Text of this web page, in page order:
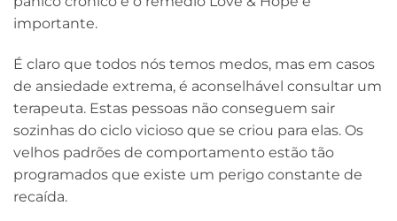
importante.
É claro que todos nós temos medos, mas em casos
de ansiedade extrema, é aconselhável consultar um
terapeuta. Estas pessoas não conseguem sair
sozinhas do ciclo vicioso que se criou para elas. Os
velhos padrões de comportamento estão tão
programados que existe um perigo constante de
recaída.